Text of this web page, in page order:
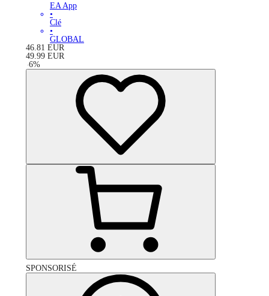
EA App
•
Clé
•
GLOBAL
46.81 EUR
49.99 EUR
-6%
SPONSORISÉ